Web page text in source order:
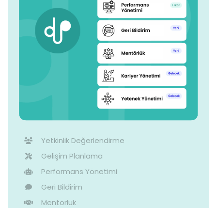
Yetkinlik Değerlendirme
Gelişim Planlama
Performans Yönetimi
Geri Bildirim
Mentörlük